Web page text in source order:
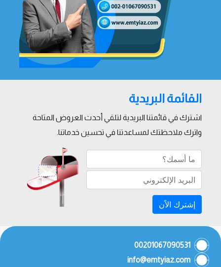
القائمة البريدية
اشترك في قائمتنا البريدية لتلقي أحدث العروض المتاحة
واترك ملاحظتك لمساعدتنا في تحسين خدماتنا.
إشترك الاًن
00201067090531
info@emtyiaz.com